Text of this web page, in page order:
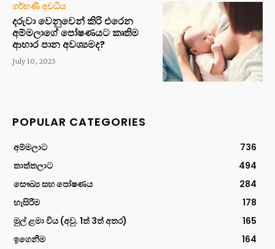
ගර්භණී අවධිය
දරුවා වෙනුවෙන් කිරි එරෙන
අම්මලාගේ පෝෂණයට කෘතිම
ආහාර පාන අවශ්‍යමද?
July 10, 2023
POPULAR CATEGORIES
අම්මලාට
736
තාත්තලාට
494
සෞඛ්‍ය සහ පෝෂණය
284
හැසිරීම
178
මුල් ළමා විය (අවු. 1ත් 3ත් අතර)
165
ඉගෙනීම
164